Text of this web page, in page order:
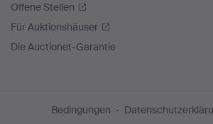
Offene Stellen
Für Auktionshäuser
Die Auctionet-Garantie
Bedingungen